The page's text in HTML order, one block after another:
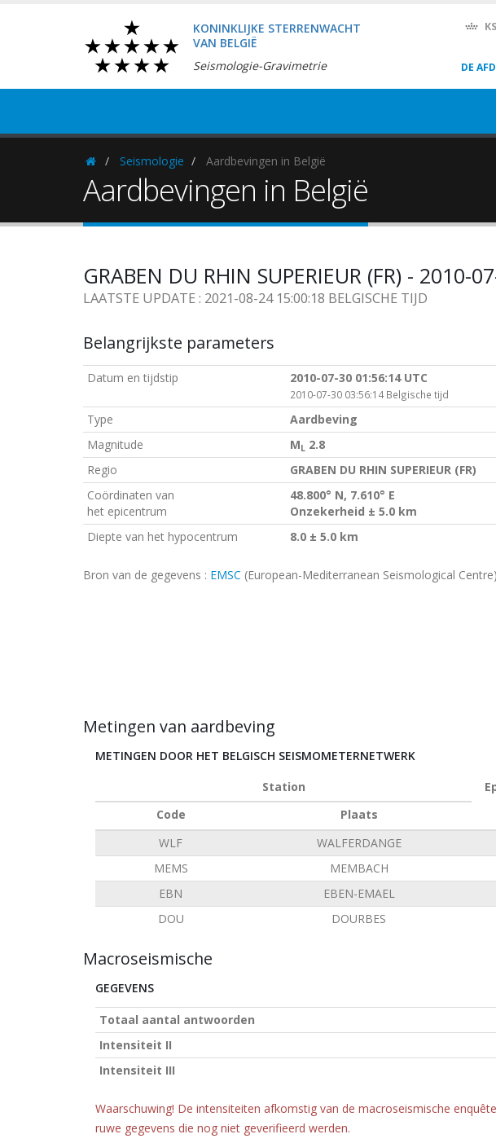
KONINKLIJKE STERRENWACHT
VAN BELGIË
Seismologie-Gravimetrie
DE
HomepageSeismologie Aardbevingen in België
Aardbevingen in België
GRABEN DU RHIN SUPERIEUR (FR) - 2010-
LAATSTE UPDATE : 2021-08-24 15:00:18 BELGISCHE TIJD
Belangrijkste parameters
Datum en tijdstip 2010-07-30 01:56:14 UTC
2010-07-30 03:56:14 Belgische tijd
Type
Aardbeving
Magnitude
ML 2.8
Regio
GRABEN DU RHIN SUPERIEUR (FR)
Coördinaten van
het epicentrum
48.800° N, 7.610° E
Onzekerheid ± 5.0 km
Diepte van het hypocentrum
8.0 ± 5.0 km
Bron van de gegevens : EMSC (European-Mediterranean Seismological Centre)
Metingen van aardbeving
METINGEN DOOR HET BELGISCH SEISMOMETERNETWERK
Station
Code
Plaats
WLF
WALFERDANGE
MEMS
MEMBACH
EBN
EBEN-EMAEL
DOU
DOURBES
Macroseismische
GEGEVENS
Totaal aantal antwoorden
Intensiteit II
Intensiteit III
Waarschuwing! De intensiteiten afkomstig van de macroseismische
ruwe gegevens die nog niet geverifieerd werden.